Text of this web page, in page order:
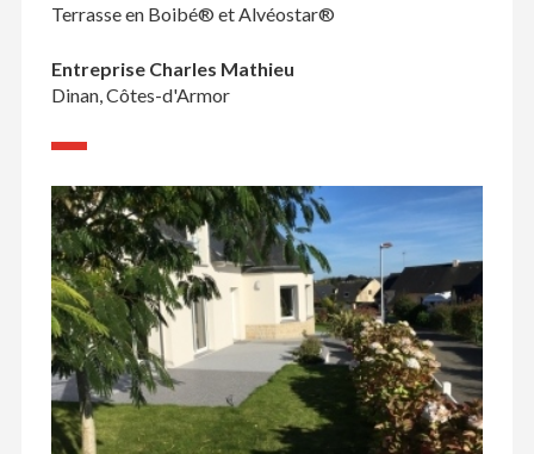
Terrasse en Boibé® et Alvéostar®
Entreprise Charles Mathieu
Dinan, Côtes-d'Armor